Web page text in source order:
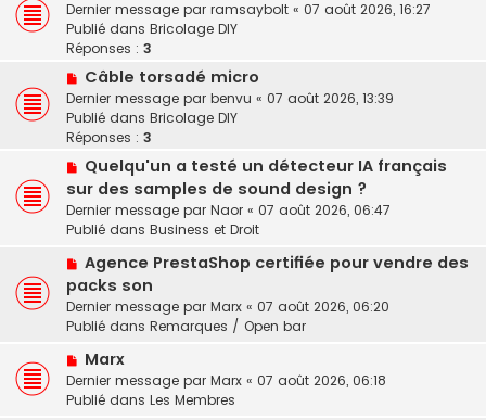
e
m
e
s
s
a
g
e
o
u
v
a
u
m
e
s
s
a
g
e
Dernier message par ramsaybolt « 07 août 2026, 16:27
Publié dans Bricolage DIY
Réponses : 3
N
o
u
v
a
u
m
e
s
a
g
e
Câble torsadé micro
Dernier message par benvu « 07 août 2026, 13:39
Publié dans Bricolage DIY
Réponses : 3
N
o
u
v
a
u
m
e
s
a
g
Quelqu'un a testé un détecteur IA français
sur des samples de sound design ?
Dernier message par Naor « 07 août 2026, 06:47
Publié dans Business et Droit
N
o
u
v
a
u
m
Agence PrestaShop certifiée pour vendre des
packs son
Dernier message par Marx « 07 août 2026, 06:20
Publié dans Remarques / Open bar
N
o
u
Marx
Dernier message par Marx « 07 août 2026, 06:18
Publié dans Les Membres